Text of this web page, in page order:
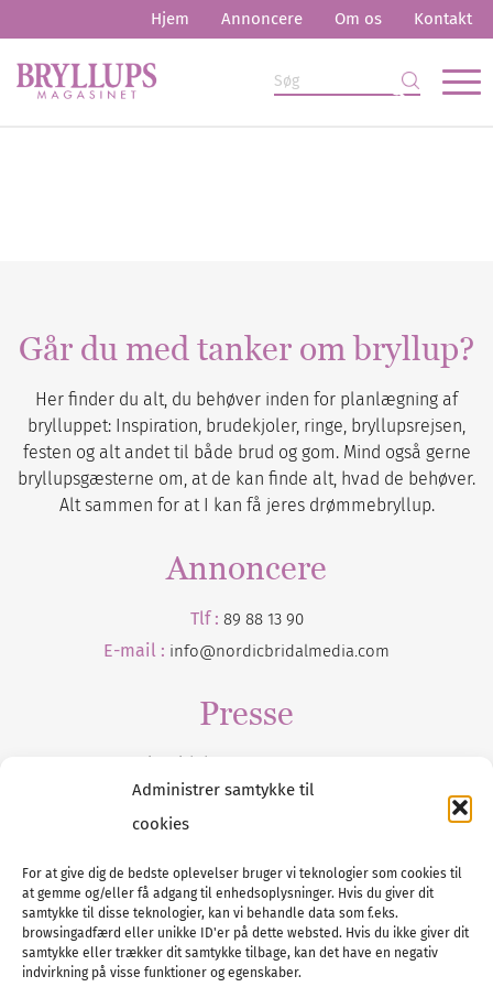
Administrer samtykke til
cookies
For at give dig de bedste oplevelser bruger vi teknologier som cookies til
at gemme og/eller få adgang til enhedsoplysninger. Hvis du giver dit
samtykke til disse teknologier, kan vi behandle data som f.eks.
browsingadfærd eller unikke ID'er på dette websted. Hvis du ikke giver dit
samtykke eller trækker dit samtykke tilbage, kan det have en negativ
indvirkning på visse funktioner og egenskaber.
Hjem Annoncere Om os Kontakt
Går du med tanker om bryllup?
Her finder du alt, du behøver inden for planlægning af
brylluppet: Inspiration, brudekjoler, ringe, bryllupsrejsen,
festen og alt andet til både brud og gom. Mind også gerne
bryllupsgæsterne om, at de kan finde alt, hvad de behøver.
Alt sammen for at I kan få jeres drømmebryllup.
Annoncere
Tlf : 89 88 13 90
E-mail : info@nordicbridalmedia.com
Presse
Tilmeld dig vores
Tel :89 88 13 90
E-post:info@nordicbridalmedia.com
Nordic Bridal Media